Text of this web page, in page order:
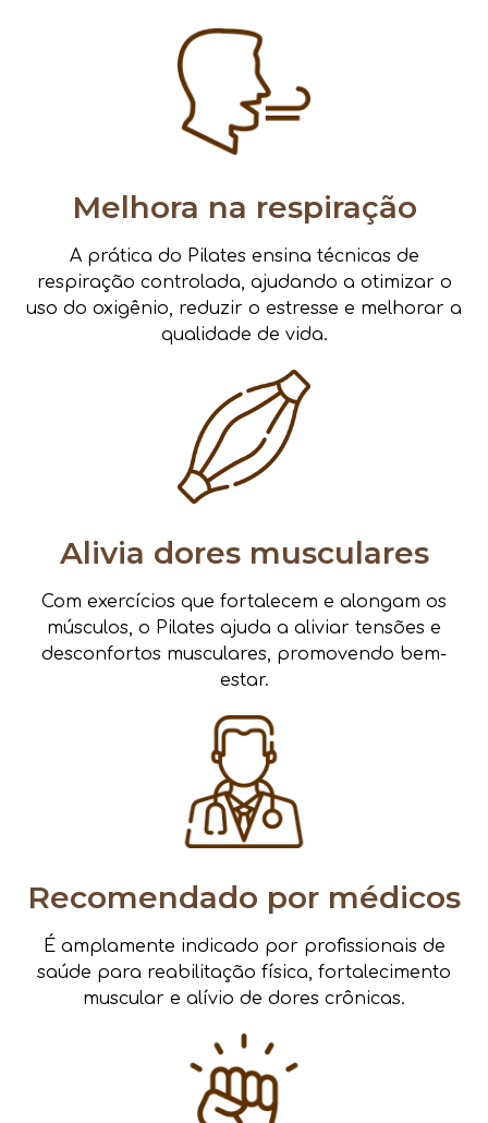
Melhora na respiração
A prática do Pilates ensina técnicas de
respiração controlada, ajudando a otimizar o
uso do oxigênio, reduzir o estresse e melhorar a
qualidade de vida.
Alivia dores musculares
Com exercícios que fortalecem e alongam os
músculos, o Pilates ajuda a aliviar tensões e
desconfortos musculares, promovendo bem-
estar.
Recomendado por médicos
É amplamente indicado por profissionais de
saúde para reabilitação física, fortalecimento
muscular e alívio de dores crônicas.